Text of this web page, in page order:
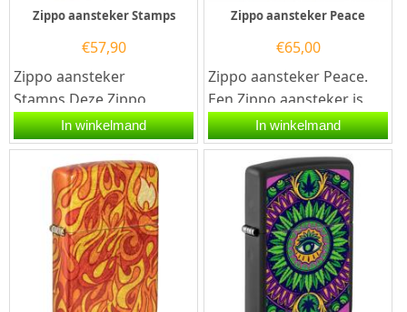
Zippo aansteker Stamps
€57,90
Zippo aansteker
Stamps.Deze Zippo
aansteker heeft een mat
witte afwerking met aan
de voorzijde een...
In winkelmand
Zippo aansteker Peace
€65,00
Zippo aansteker Peace.
Een Zippo aansteker is
een kwalitatief
goede aansteker met de
welbekende...
In winkelmand